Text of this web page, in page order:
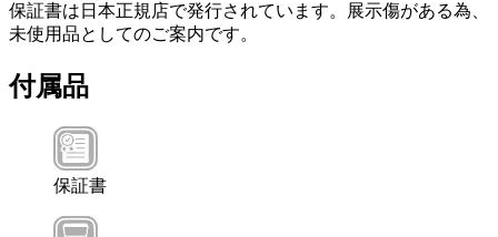
保証書は日本正規店で発行されています。展示傷がある為、
未使用品としてのご案内です。
付属品
保証書